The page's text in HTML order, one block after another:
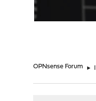
OPNsense Forum ►